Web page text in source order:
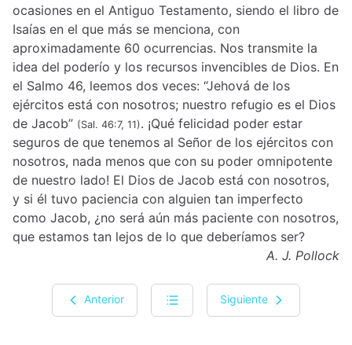
ocasiones en el Antiguo Testamento, siendo el libro de
Isaías en el que más se menciona, con
aproximadamente 60 ocurrencias. Nos transmite la
idea del poderío y los recursos invencibles de Dios. En
el Salmo 46, leemos dos veces: “Jehová de los
ejércitos está con nosotros; nuestro refugio es el Dios
de Jacob” (Sal. 46:7, 11). ¡Qué felicidad poder estar
seguros de que tenemos al Señor de los ejércitos con
nosotros, nada menos que con su poder omnipotente
de nuestro lado! El Dios de Jacob está con nosotros,
y si él tuvo paciencia con alguien tan imperfecto
como Jacob, ¿no será aún más paciente con nosotros,
que estamos tan lejos de lo que deberíamos ser?
A. J. Pollock
Anterior Siguiente